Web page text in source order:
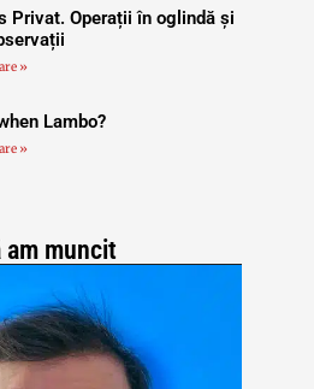
Privat. Operații în oglindă și
»
Lambo?
»
am muncit